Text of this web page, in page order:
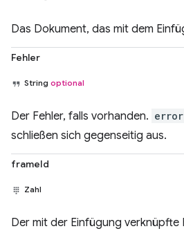
Das Dokument, das mit dem
Fehler
String optional
Der Fehler, falls vorhanden. error
schließen sich gegenseitig aus.
frameId
Zahl
Der mit der Einfügung verknüpfte